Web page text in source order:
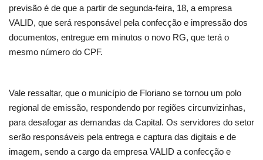
previsão é de que a partir de segunda-feira, 18, a empresa
VALID, que será responsável pela confecção e impressão dos
documentos, entregue em minutos o novo RG, que terá o
mesmo número do CPF.
Vale ressaltar, que o município de Floriano se tornou um polo
regional de emissão, respondendo por regiões circunvizinhas,
para desafogar as demandas da Capital. Os servidores do setor
serão responsáveis pela entrega e captura das digitais e de
imagem, sendo a cargo da empresa VALID a confecção e